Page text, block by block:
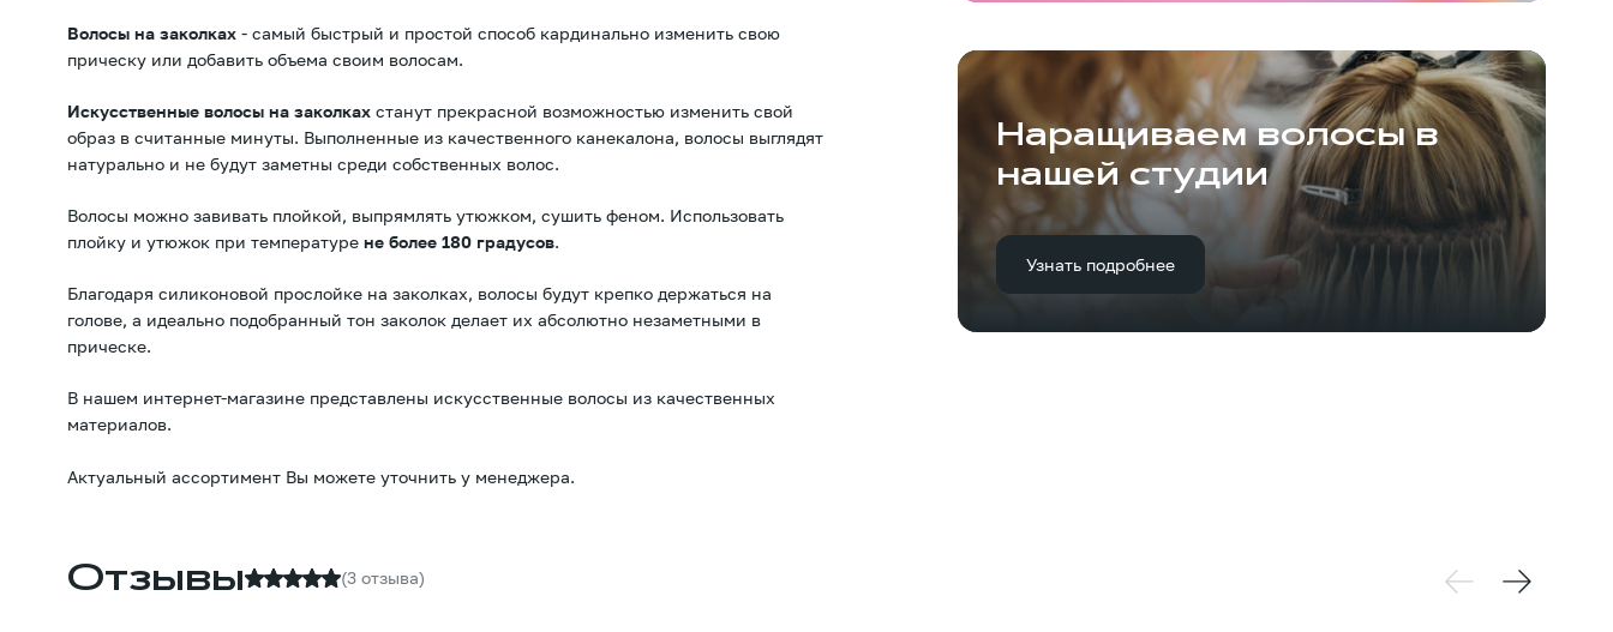
Волосы на заколках - самый быстрый и простой способ кардинально изменить свою
прическу или добавить объема своим волосам.
Искусственные волосы на заколках станут прекрасной возможностью изменить свой
образ в считанные минуты. Выполненные из качественного канекалона, волосы выглядят
натурально и не будут заметны среди собственных волос.
Волосы можно завивать плойкой, выпрямлять утюжком, сушить феном. Использовать
плойку и утюжок при температуре не более 180 градусов.
Благодаря силиконовой прослойке на заколках, волосы будут крепко держаться на
голове, а идеально подобранный тон заколок делает их абсолютно незаметными в
прическе.
В нашем интернет-магазине представлены искусственные волосы из качественных
материалов.
Актуальный ассортимент Вы можете уточнить у менеджера.
Наращиваем волосы в
нашей студии
Узнать подробнее
Отзывы (3 отзыва)